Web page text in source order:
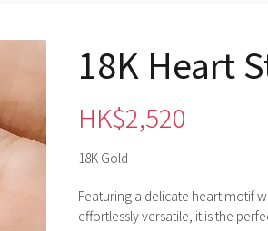
18K Heart
HK$2,520
18K Gold
Featuring a delicate heart motif
effortlessly versatile, it is the